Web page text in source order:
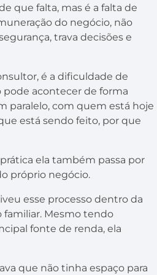
que falta, mas é a falta de
do negócio, não
trava decisões e
é a dificuldade de
pode acontecer de forma
paralelo, com quem está hoje
está sendo feito, por que
ela também passa por
próprio negócio.
esse processo dentro da
familiar. Mesmo tendo
fonte de renda, ela
que não tinha espaço para